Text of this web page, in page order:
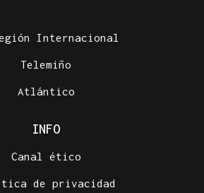
Internacional
Telemiño
Atlántico
INFO
Canal ético
de privacidad